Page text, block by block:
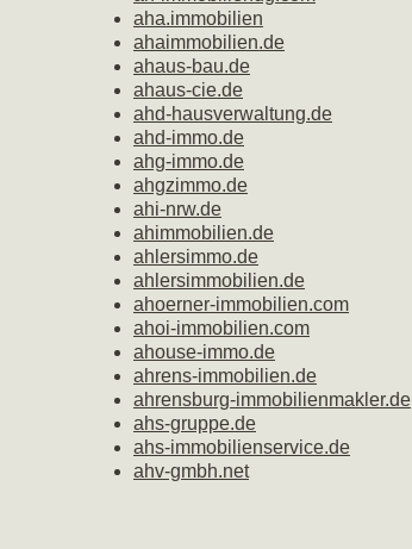
aha.immobilien
ahaimmobilien.de
ahaus-bau.de
ahaus-cie.de
ahd-hausverwaltung.de
ahd-immo.de
ahg-immo.de
ahgzimmo.de
ahi-nrw.de
ahimmobilien.de
ahlersimmo.de
ahlersimmobilien.de
ahoerner-immobilien.com
ahoi-immobilien.com
ahouse-immo.de
ahrens-immobilien.de
ahrensburg-immobilienmakler.de
ahs-gruppe.de
ahs-immobilienservice.de
ahv-gmbh.net